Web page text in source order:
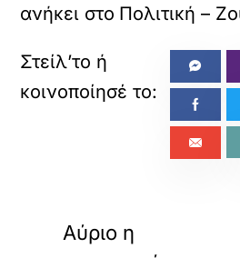
ανήκει στο Πολιτική –
Αύριο η